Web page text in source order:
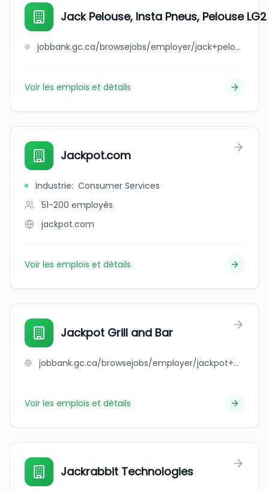
Jack Pelouse, Insta Pneus, Pelouse LG2
jobbank.gc.ca/browsejobs/employer/jack+pelouse%2C+insta+pneus%2C+pelouse+lg2/ca
Voir les emplois et détails
Jackpot.com
Industrie: Consumer Services
51-200 employés
jackpot.com
Voir les emplois et détails
Jackpot Grill and Bar
jobbank.gc.ca/browsejobs/employer/jackpot+grill+and+bar/ca
Voir les emplois et détails
Jackrabbit Technologies